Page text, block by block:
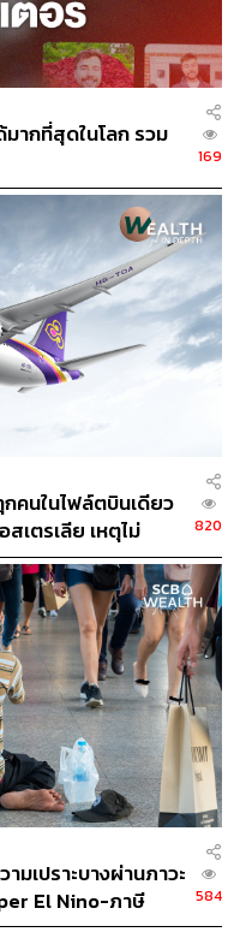
มากที่สุดในโลก รวม
169
คนในไฟล์ตบินเดียว
เตรเลีย เหตุไม่
ยตรง
820
มเปราะบางผ่านภาวะ
El Nino-ภาษี
584